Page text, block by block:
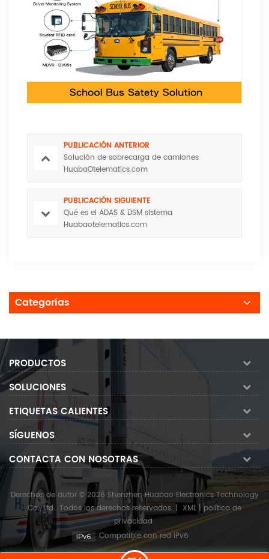
PUBLICACIÓN ANTERIOR
Solución de sobrecarga de camiones
HuabaOtelematics.com
PUBLICACIÓN SIGUIENTE
Qué es el ADAS & DSM sistema
Huabaotelematics.com
Categorías
PRODUCTOS
SOLUCIONES
ETIQUETAS CALIENTES
SÍGUENOS
CONTACTA CON NOSOTRAS
Derechos de autor © 2026 Shenzhen Huabao Electronics Technology
Co., Ltd.. Todos los derechos reservados. | XML | política de
privacidad
Compatible con red IPv6